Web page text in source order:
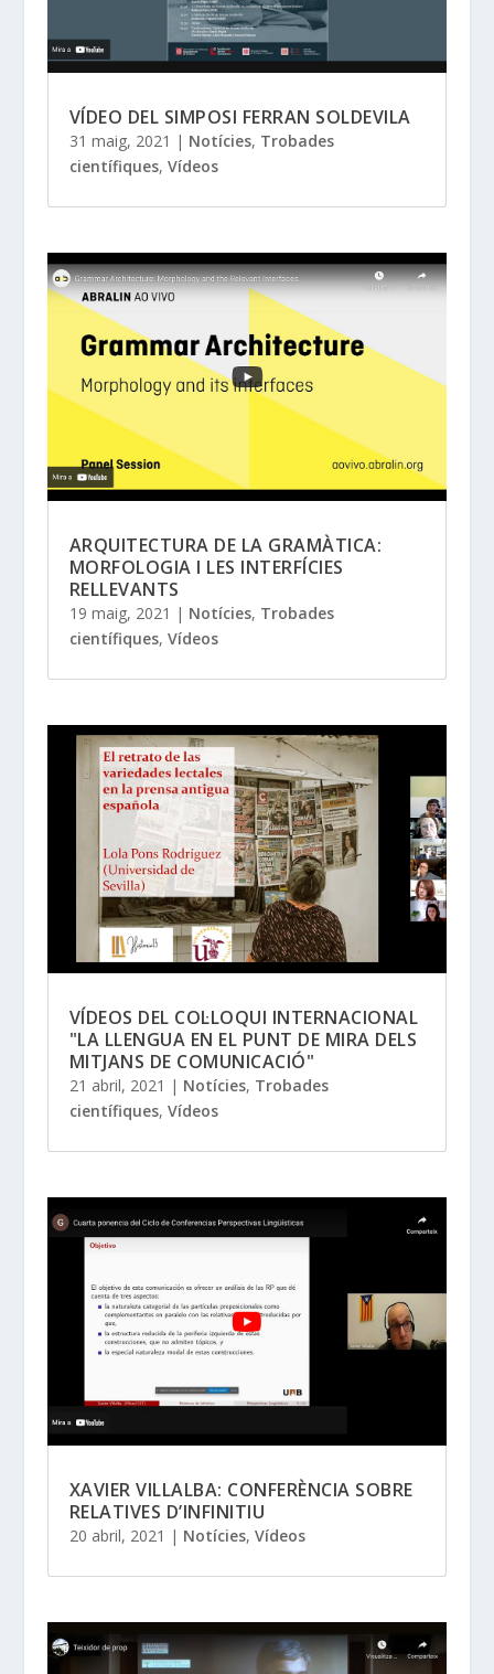
VÍDEO DEL SIMPOSI FERRAN SOLDEVILA
31 maig, 2021 | Notícies, Trobades
científiques, Vídeos
ARQUITECTURA DE LA GRAMÀTICA:
MORFOLOGIA I LES INTERFÍCIES
RELLEVANTS
19 maig, 2021 | Notícies, Trobades
científiques, Vídeos
VÍDEOS DEL COL·LOQUI INTERNACIONAL
"LA LLENGUA EN EL PUNT DE MIRA DELS
MITJANS DE COMUNICACIÓ"
21 abril, 2021 | Notícies, Trobades
científiques, Vídeos
XAVIER VILLALBA: CONFERÈNCIA SOBRE
RELATIVES D’INFINITIU
20 abril, 2021 | Notícies, Vídeos